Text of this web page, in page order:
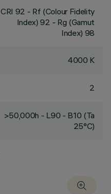
CRI 92 - Rf (Colour Fidelity
Index) 92 - Rg (Gamut
Index) 98
4000 K
2
>50,000h - L90 - B10 (Ta
25°C)